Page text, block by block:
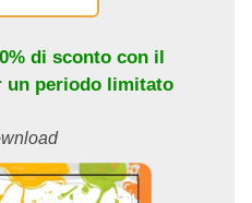
di sconto con il
un periodo limitato